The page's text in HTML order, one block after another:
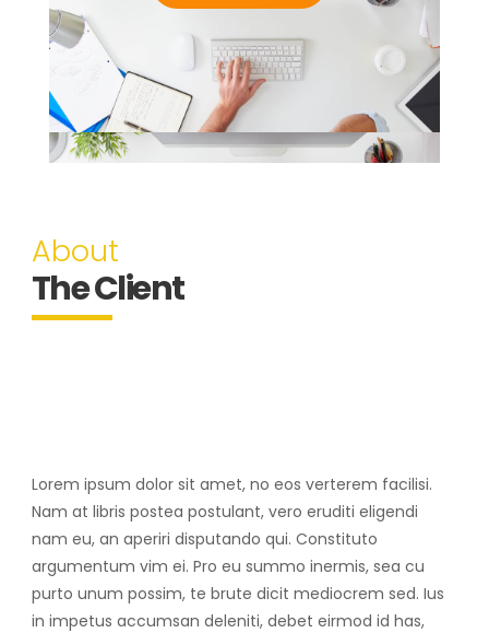
About
The Client
Lorem ipsum dolor sit amet, no eos verterem facilisi.
Nam at libris postea postulant, vero eruditi eligendi
nam eu, an aperiri disputando qui. Constituto
argumentum vim ei. Pro eu summo inermis, sea cu
purto unum possim, te brute dicit mediocrem sed. Ius
in impetus accumsan deleniti, debet eirmod id has,